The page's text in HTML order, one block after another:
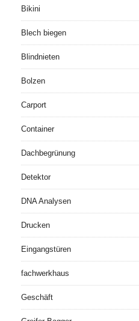
Bikini
Blech biegen
Blindnieten
Bolzen
Carport
Container
Dachbegrünung
Detektor
DNA Analysen
Drucken
Eingangstüren
fachwerkhaus
Geschäft